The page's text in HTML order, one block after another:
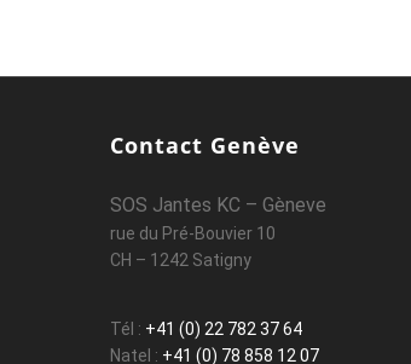
Contact Genève
SOS Jantes KC – Gèneve
rue du Pré-Bouvier 10
CH – 1242 Satigny
Tél : +41 (0) 22 782 37 64
Natel : +41 (0) 78 858 12 07